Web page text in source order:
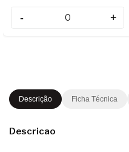
- +
Descrição Ficha Técnica
Descricao